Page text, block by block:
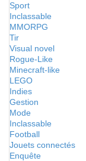
Sport
Inclassable
MMORPG
Tir
Visual novel
Rogue-Like
Minecraft-like
LEGO
Indies
Gestion
Mode
Inclassable
Football
Jouets connectés
Enquête